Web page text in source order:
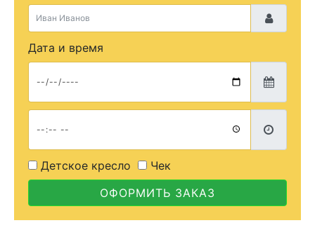
Дата и время
Детское кресло
Чек
ОФОРМИТЬ ЗАКАЗ